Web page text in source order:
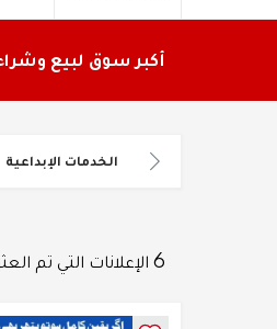
أكبر سوق لبيع
الخدمات الإبداعية
6 الإعلانات التي تم العثور عليها